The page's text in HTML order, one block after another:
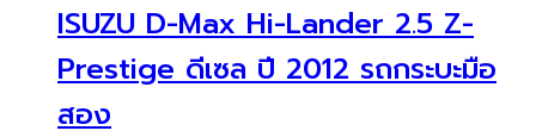
ISUZU D-Max Hi-Lander 2.5 Z-
Prestige ดีเซล ปี 2012 รถกระบะมือ
สอง